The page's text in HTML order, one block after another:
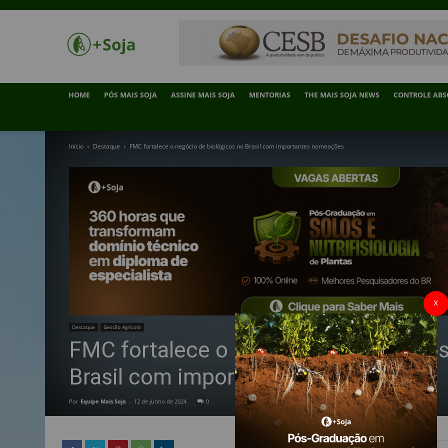
HOME PÓS MAIS SOJA ASSINE MAIS SOJA MENTORIAS THE MAIS SOJA NEWS CONTROLE
Início Destaque FMC fortalece o negócio de biológicos no Brasil com importantes nomeações
Destaque Gestão Agrícola
FMC fortalece o negócio de
Brasil com importantes nomeações
Por Equipe Mais Soja - 12 de junho de 2024 0
X